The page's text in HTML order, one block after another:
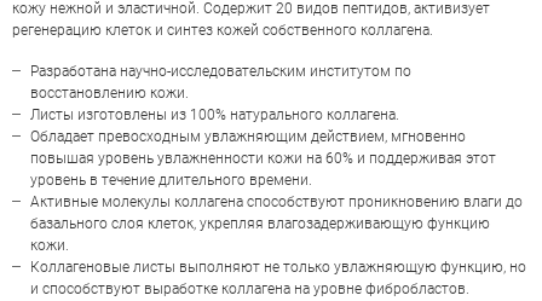
кожу нежной и эластичной. Содержит 20 видов пептидов, активизует
регенерацию клеток и синтез кожей собственного коллагена.
Разработана научно-исследовательским институтом по
восстановлению кожи.
Листы изготовлены из 100% натурального коллагена.
Обладает превосходным увлажняющим действием, мгновенно
повышая уровень увлажненности кожи на 60% и поддерживая этот
уровень в течение длительного времени.
Активные молекулы коллагена способствуют проникновению влаги до
базального слоя клеток, укрепляя влагозадерживающую функцию
кожи.
Коллагеновые листы выполняют не только увлажняющую функцию, но
и способствуют выработке коллагена на уровне фибробластов.